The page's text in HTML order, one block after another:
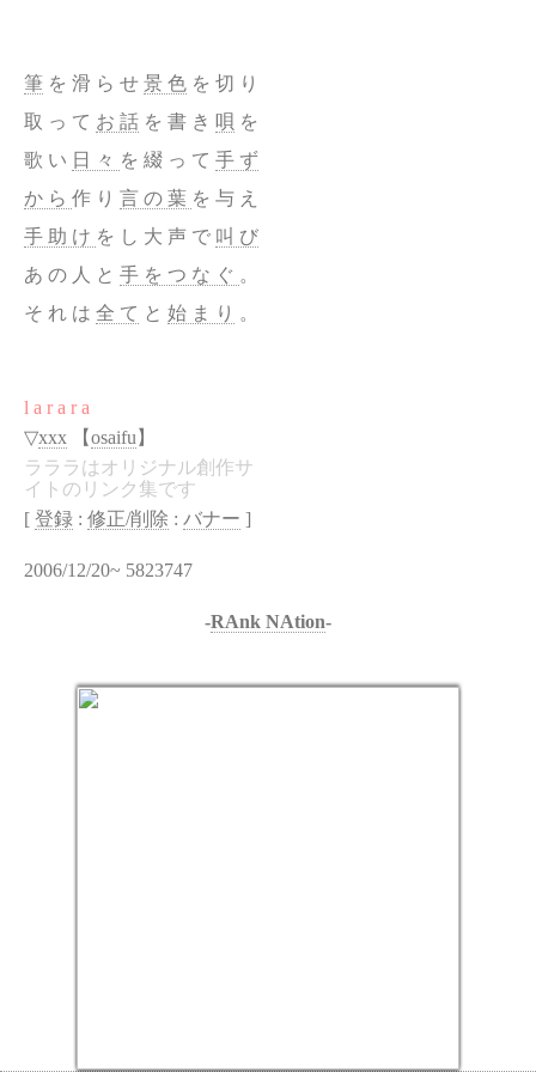
筆 を 滑 ら せ 景 色 を 切 り
取 っ て お 話 を 書 き 唄 を
歌 い 日 々 を 綴 っ て 手 ず
か ら 作 り 言 の 葉 を 与 え
手 助 け を し 大 声 で 叫 び
あ の 人 と 手 を つ な ぐ 。
そ れ は 全 て と 始 ま り 。
l a r a r a
▽xxx 【osaifu 】
ラララはオリジナル創作サ
イトのリンク集です
[ 登録 : 修正/削除 : バナー ]
2006/12/20~ 5823747
-RAnk NAtion-